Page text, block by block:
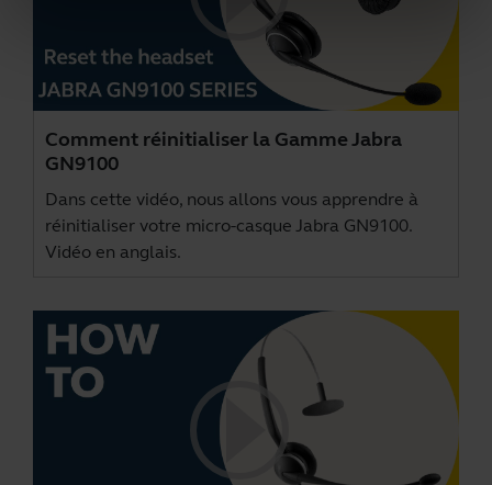
Comment réinitialiser la Gamme Jabra
GN9100
Dans cette vidéo, nous allons vous apprendre à
réinitialiser votre micro-casque Jabra GN9100.
Vidéo en anglais.